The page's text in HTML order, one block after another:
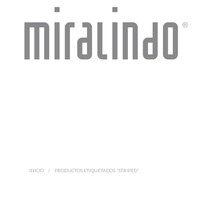
INICIO / PRODUCTOS ETIQUETADOS “STRIPED”